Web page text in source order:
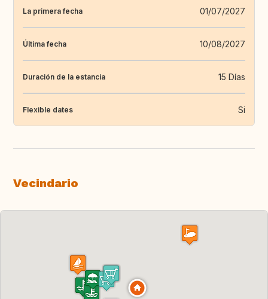
La primera fecha 01/07/2027
Última fecha 10/08/2027
Duración de la estancia 15 Días
Flexible dates Si
Vecindario